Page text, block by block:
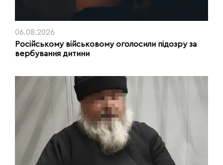
06.08.2026
Російському військовому оголосили підозру за
вербування дитини